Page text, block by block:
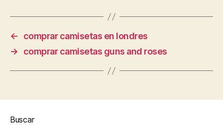
←
comprar camisetas en londres
→
comprar camisetas guns and roses
Buscar